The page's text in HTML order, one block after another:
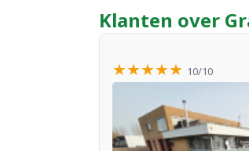
Klanten over
★★★★★ 10/10